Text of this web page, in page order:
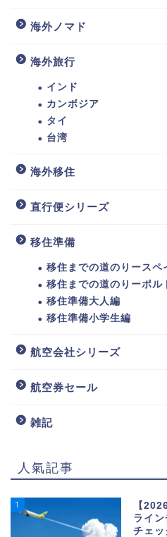
海外ノマド
海外旅行
インド
カンボジア
タイ
台湾
海外移住
直行便シリーズ
移住準備
移住までの道のりースペ
移住までの道のりーポル
移住準備大人編
移住準備小学生編
航空会社シリーズ
航空券セール
雑記
人氣記事
1
【
ライ
チェッ